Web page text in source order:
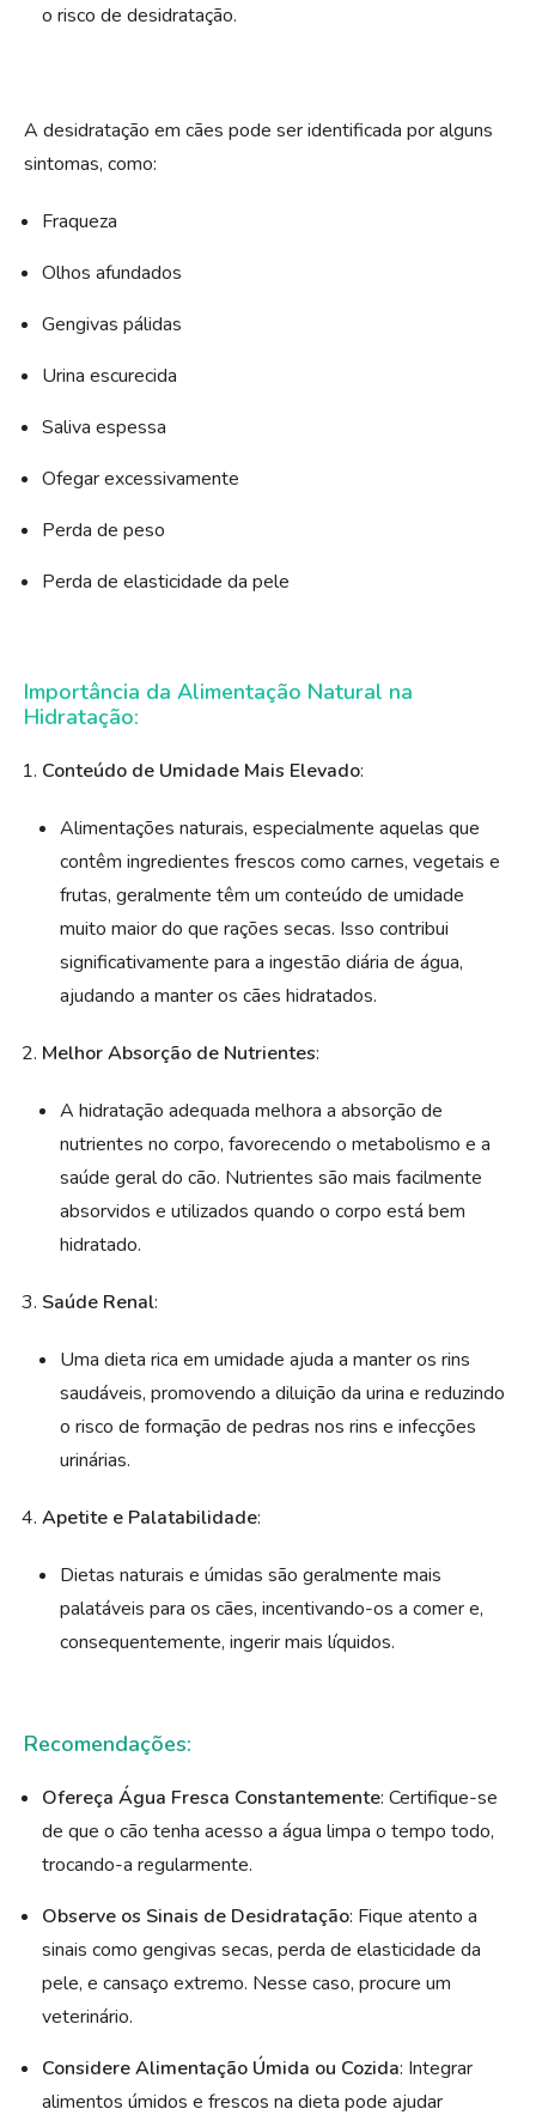
o risco de desidratação.
A desidratação em cães pode ser identificada por alguns
sintomas, como:
Fraqueza
Olhos afundados
Gengivas pálidas
Urina escurecida
Saliva espessa
Ofegar excessivamente
Perda de peso
Perda de elasticidade da pele
Importância da Alimentação Natural na
Hidratação:
Conteúdo de Umidade Mais Elevado:
Alimentações naturais, especialmente aquelas que
contêm ingredientes frescos como carnes, vegetais e
frutas, geralmente têm um conteúdo de umidade
muito maior do que rações secas. Isso contribui
significativamente para a ingestão diária de água,
ajudando a manter os cães hidratados.
Melhor Absorção de Nutrientes:
A hidratação adequada melhora a absorção de
nutrientes no corpo, favorecendo o metabolismo e a
saúde geral do cão. Nutrientes são mais facilmente
absorvidos e utilizados quando o corpo está bem
hidratado.
Saúde Renal:
Uma dieta rica em umidade ajuda a manter os rins
saudáveis, promovendo a diluição da urina e reduzindo
o risco de formação de pedras nos rins e infecções
urinárias.
Apetite e Palatabilidade:
Dietas naturais e úmidas são geralmente mais
palatáveis para os cães, incentivando-os a comer e,
consequentemente, ingerir mais líquidos.
Recomendações:
Ofereça Água Fresca Constantemente: Certifique-se
de que o cão tenha acesso a água limpa o tempo todo,
trocando-a regularmente.
Observe os Sinais de Desidratação: Fique atento a
sinais como gengivas secas, perda de elasticidade da
pele, e cansaço extremo. Nesse caso, procure um
veterinário.
Considere Alimentação Úmida ou Cozida: Integrar
alimentos úmidos e frescos na dieta pode ajudar